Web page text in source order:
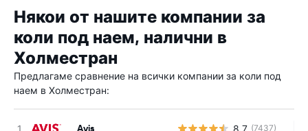
Някои от нашите компании за
коли под наем, налични в
Холместран
Предлагаме сравнение на всички компании за коли под
наем в Холместран:
Avis 8.7 (7437)